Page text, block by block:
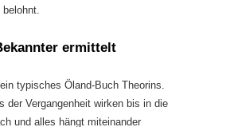
belohnt.
ermittelt
typisches Öland-Buch Theorins.
der Vergangenheit wirken bis in die
und alles hängt miteinander